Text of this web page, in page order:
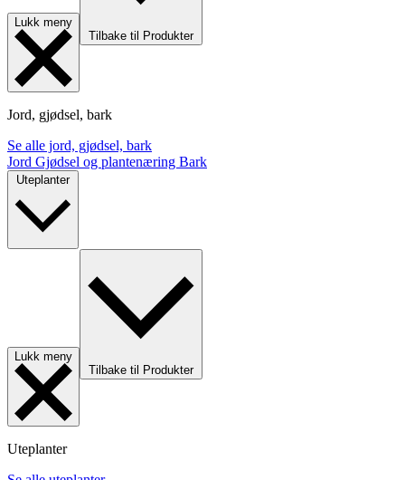
Lukk meny
Tilbake til Produkter
Jord, gjødsel, bark
Se alle jord, gjødsel, bark
Jord Gjødsel og plantenæring Bark
Uteplanter
Lukk meny
Tilbake til Produkter
Uteplanter